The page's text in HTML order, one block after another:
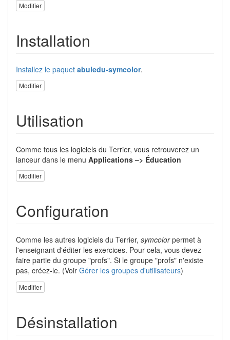
Modifier
Installation
Installez le paquet abuledu-symcolor.
Modifier
Utilisation
Comme tous les logiciels du Terrier, vous retrouverez un
lanceur dans le menu Applications –> Éducation
Modifier
Configuration
Comme les autres logiciels du Terrier, symcolorpermet à
l'enseignant d'éditer les exercices. Pour cela, vous devez
faire partie du groupe "profs". Si le groupe "profs" n'existe
pas, créez-le. (Voir Gérer les groupes d'utilisateurs)
Modifier
Désinstallation